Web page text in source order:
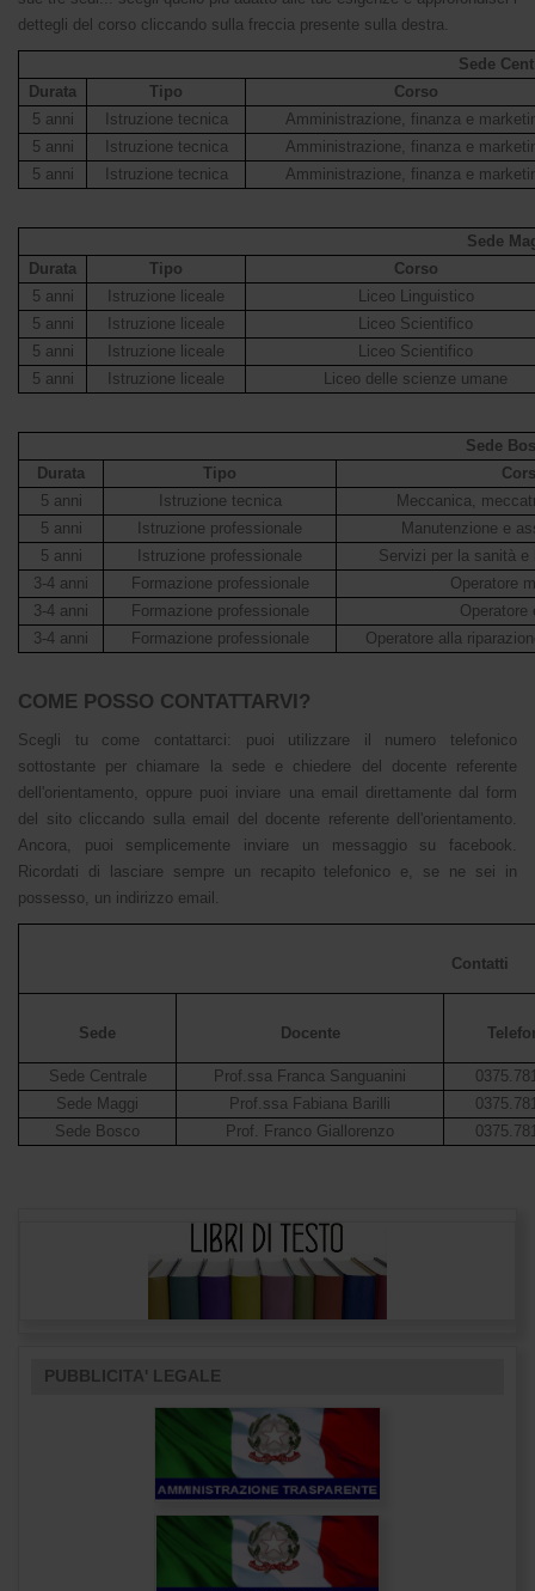
dettegli del corso cliccando sulla freccia presente sulla destra.
Sede
Durata
Tipo
Corso
5 anni
Istruzione tecnica
Amministrazione, finanza e
5 anni
Istruzione tecnica
Amministrazione, finanza e
5 anni
Istruzione tecnica Amministrazione, finanza e
Sede
Durata
Tipo
Corso
5 anni
Istruzione liceale
Liceo Linguistico
5 anni
Istruzione liceale
Liceo Scientifico
5 anni
Istruzione liceale
Liceo Scientifico
5 anni
Istruzione liceale Liceo delle scienze umane
Sede
Durata
Tipo
5 anni
Istruzione tecnica
Meccanica,
5 anni
Istruzione professionale
Manutenzione e
5 anni
Istruzione professionale
Servizi per la sanità
3-4 anni
Formazione professionale
Operatore
3-4 anni
Formazione professionale
Operatore
3-4 anni
Formazione professionale Operatore alla
COME POSSO CONTATTARVI?
Scegli tu come contattarci: puoi utilizzare il numero telefonico
sottostante per chiamare la sede e chiedere del docente referente
dell'orientamento, oppure puoi inviare una email direttamente dal form
del sito cliccando sulla email del docente referente dell'orientamento.
Ancora, puoi semplicemente inviare un messaggio su facebook.
Ricordati di lasciare sempre un recapito telefonico e, se ne sei in
possesso, un indirizzo email.
Contatti
Sede Docente
Sede Centrale Prof.ssa Franca Sanguanini
Sede Maggi
Prof.ssa Fabiana Barilli
Sede Bosco
Prof. Franco Giallorenzo
PUBBLICITA' LEGALE